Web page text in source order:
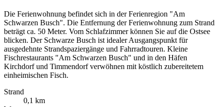
Die Ferienwohnung befindet sich in der Ferienregion "Am
Schwarzen Busch". Die Entfernung der Ferienwohnung zum Strand
beträgt ca. 50 Meter. Vom Schlafzimmer können Sie auf die Ostsee
blicken. Der Schwarze Busch ist idealer Ausgangspunkt für
ausgedehnte Strandspaziergänge und Fahrradtouren. Kleine
Fischrestaurants "Am Schwarzen Busch" und in den Häfen
Kirchdorf und Timmendorf verwöhnen mit köstlich zubereitetem
einheimischen Fisch.
Strand
0,1 km